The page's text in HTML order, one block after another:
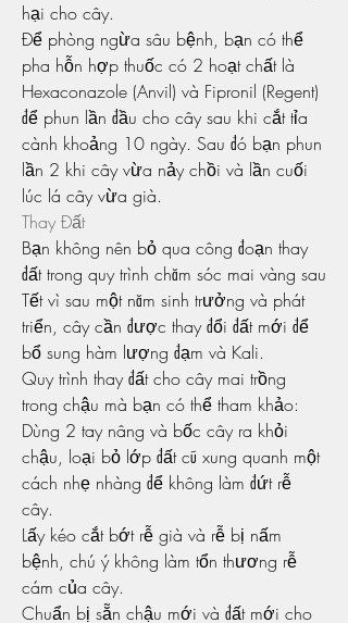
hại cho cây.
Để phòng ngừa sâu bệnh, bạn có thể
pha hỗn hợp thuốc có 2 hoạt chất là
Hexaconazole (Anvil) và Fipronil (Regent)
để phun lần đầu cho cây sau khi cắt tỉa
cành khoảng 10 ngày. Sau đó bạn phun
lần 2 khi cây vừa nảy chồi và lần cuối
lúc lá cây vừa già.
Thay Đất
Bạn không nên bỏ qua công đoạn thay
đất trong quy trình chăm sóc mai vàng sau
Tết vì sau một năm sinh trưởng và phát
triển, cây cần được thay đổi đất mới để
bổ sung hàm lượng đạm và Kali.
Quy trình thay đất cho cây mai trồng
trong chậu mà bạn có thể tham khảo:
Dùng 2 tay nâng và bốc cây ra khỏi
chậu, loại bỏ lớp đất cũ xung quanh một
cách nhẹ nhàng để không làm đứt rễ
cây.
Lấy kéo cắt bớt rễ già và rễ bị nấm
bệnh, chú ý không làm tổn thương rễ
cám của cây.
Chuẩn bị sẵn chậu mới và đất mới cho